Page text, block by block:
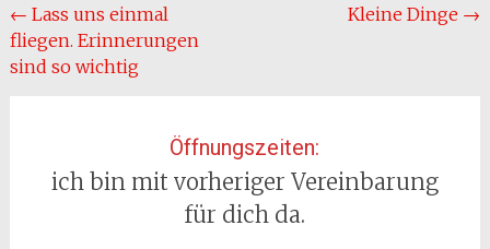
Beitragsnavigation
← Lass uns einmal
fliegen. Erinnerungen
sind so wichtig
Kleine Dinge →
Öffnungszeiten:
ich bin mit vorheriger Vereinbarung
für dich da.